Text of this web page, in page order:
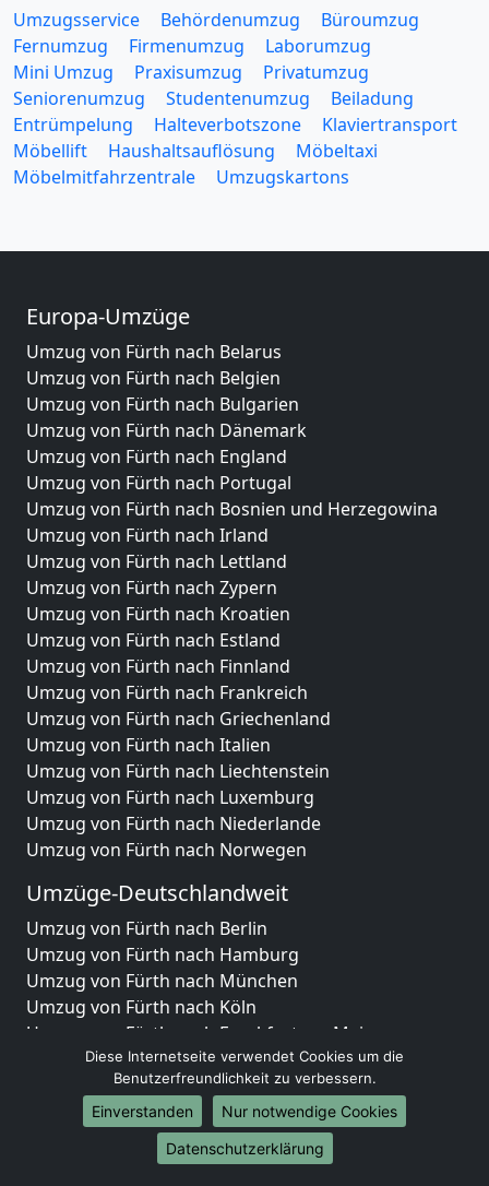
Umzugsservice Behördenumzug
Büroumzug
Fernumzug
Firmenumzug
Laborumzug
Mini Umzug
Praxisumzug
Privatumzug
Seniorenumzug
Studentenumzug
Beiladung
Entrümpelung
Halteverbotszone
Klaviertransport
Möbellift
Haushaltsauflösung
Möbeltaxi
Möbelmitfahrzentrale
Umzugskartons
Europa-Umzüge
Umzug von Fürth nach Belarus
Umzug von Fürth nach Belgien
Umzug von Fürth nach Bulgarien
Umzug von Fürth nach Dänemark
Umzug von Fürth nach England
Umzug von Fürth nach Portugal
Umzug von Fürth nach Bosnien und Herzegowina
Umzug von Fürth nach Irland
Umzug von Fürth nach Lettland
Umzug von Fürth nach Zypern
Umzug von Fürth nach Kroatien
Umzug von Fürth nach Estland
Umzug von Fürth nach Finnland
Umzug von Fürth nach Frankreich
Umzug von Fürth nach Griechenland
Umzug von Fürth nach Italien
Umzug von Fürth nach Liechtenstein
Umzug von Fürth nach Luxemburg
Umzug von Fürth nach Niederlande
Umzug von Fürth nach Norwegen
Umzüge-Deutschlandweit
Umzug von Fürth nach Berlin
Umzug von Fürth nach Hamburg
Umzug von Fürth nach München
Umzug von Fürth nach Köln
Umzug von Fürth nach Frankfurt am Main
Umzug von Fürth nach Stuttgart
Umzug von Fürth nach Düsseldorf
Umzug von Fürth nach Leipzig
Umzug von Fürth nach Dortmund
Umzug von Fürth nach Essen
Diese Internetseite verwendet Cookies um die
Benutzerfreundlichkeit zu verbessern.
Einverstanden
Nur notwendige Cookies
Datenschutzerklärung